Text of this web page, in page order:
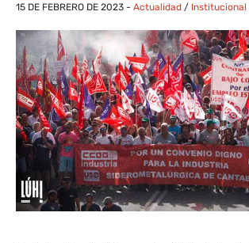
15 DE FEBRERO DE 2023 - Actualidad / Institucional